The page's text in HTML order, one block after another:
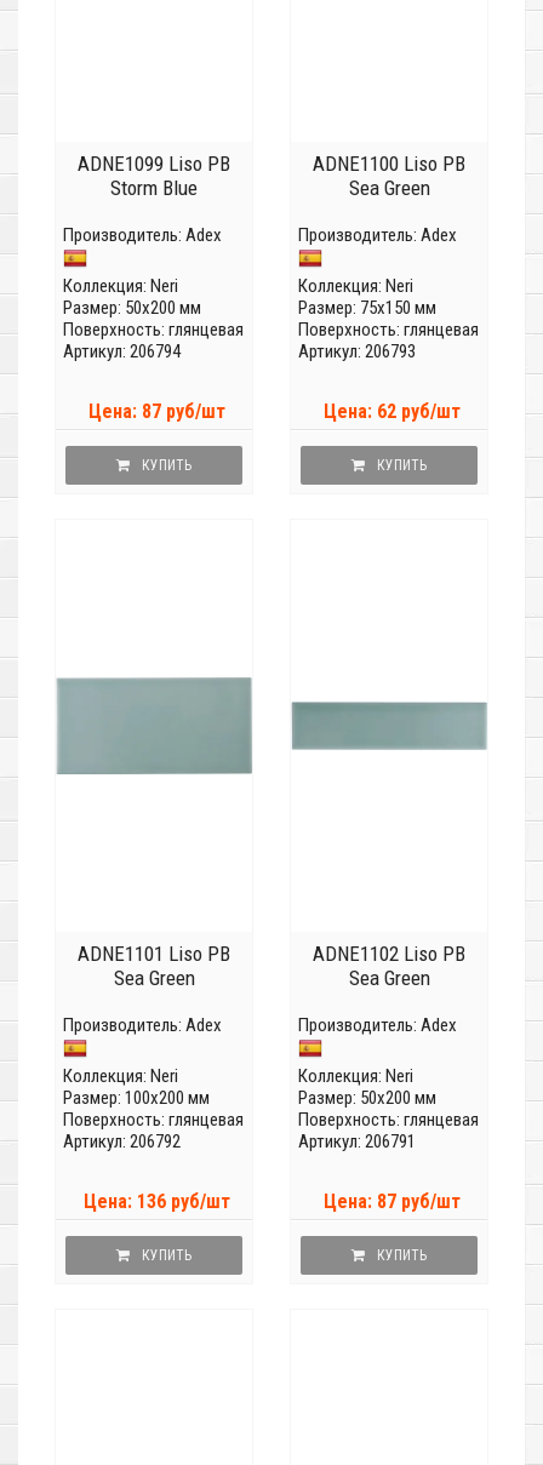
ADNE1099 Liso PB
Storm Blue
Производитель: Adex
Коллекция: Neri
Размер: 50x200 мм
Поверхность: глянцевая
Артикул: 206794
Цена: 87 руб/шт
КУПИТЬ
ADNE1100 Liso PB
Sea Green
Производитель: Adex
Коллекция: Neri
Размер: 75x150 мм
Поверхность: глянцевая
Артикул: 206793
Цена: 62 руб/шт
КУПИТЬ
ADNE1101 Liso PB
Sea Green
Производитель: Adex
Коллекция: Neri
Размер: 100x200 мм
Поверхность: глянцевая
Артикул: 206792
Цена: 136 руб/шт
КУПИТЬ
ADNE1102 Liso PB
Sea Green
Производитель: Adex
Коллекция: Neri
Размер: 50x200 мм
Поверхность: глянцевая
Артикул: 206791
Цена: 87 руб/шт
КУПИТЬ